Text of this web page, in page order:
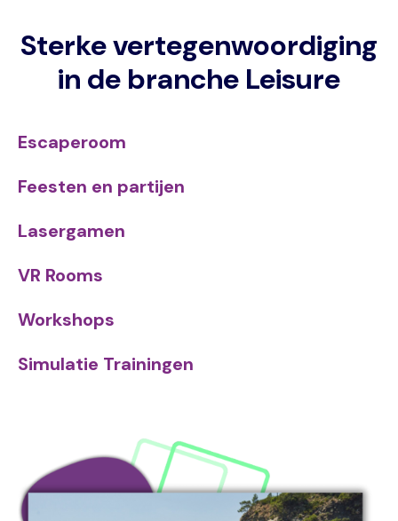
Sterke vertegenwoordiging
in de branche Leisure
Escaperoom
Feesten en partijen
Lasergamen
VR Rooms
Workshops
Simulatie Trainingen